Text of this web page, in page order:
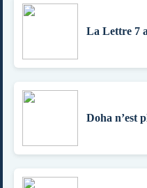
La Lettre 7
Doha n’est